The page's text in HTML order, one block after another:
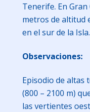
Tenerife. En
metros de altitud
en el sur de la Isla.
Observaciones:
Episodio de altas
(800 – 2100 m)
las vertientes